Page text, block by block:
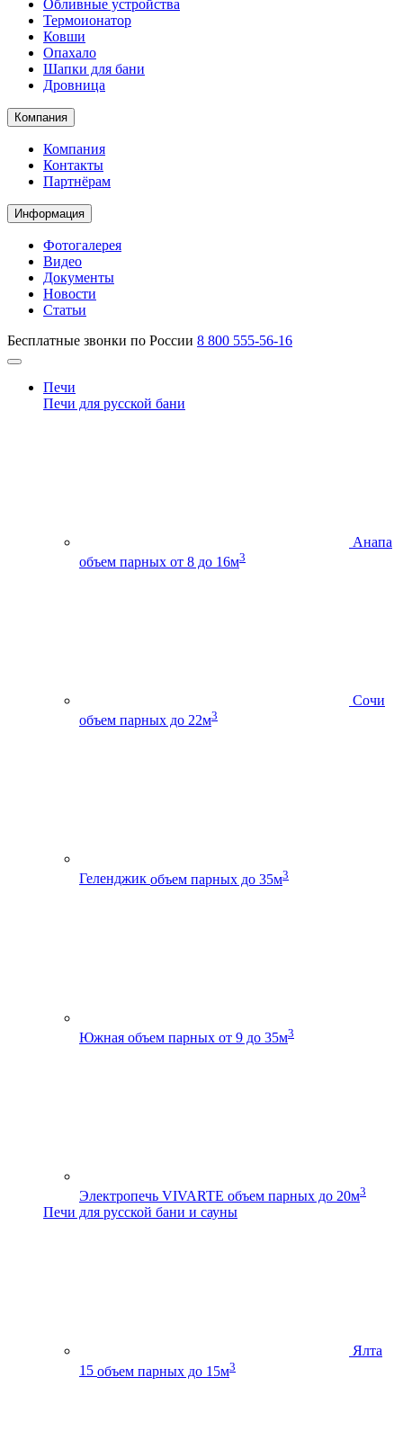
Обливные устройства
Термоионатор
Ковши
Опахало
Шапки для бани
Дровница
Компания
Компания
Контакты
Партнёрам
Информация
Фотогалерея
Видео
Документы
Новости
Статьи
Бесплатные звонки по России 8 800 555-56-16
Печи
Печи для русской бани
Анапа
объем парных от 8 до 16м3
Сочи
объем парных до 22м3
Геленджик объем парных до 35м3
Южная объем парных от 9 до 35м3
Электропечь VIVARTE объем парных до 20м3
Печи для русской бани и сауны
Ялта
15 объем парных до 15м3